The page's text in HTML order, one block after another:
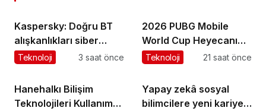
Kaspersky: Doğru BT
alışkanlıkları siber
dayanıklılığı
Teknoloji 3 saat önce
2026 PUBG Mobile
World Cup Heyecanı
Paris’te Başlıyor
Teknoloji 21 saat önce
Hanehalkı Bilişim
Teknolojileri Kullanım
Yapay zekâ sosyal
bilimcilere yeni kariyer